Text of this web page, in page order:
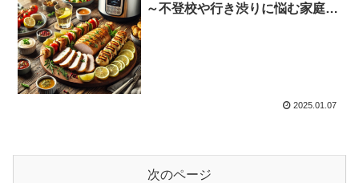
～不登校や行き渋りに悩む家庭に
2025.01.07
次のページ